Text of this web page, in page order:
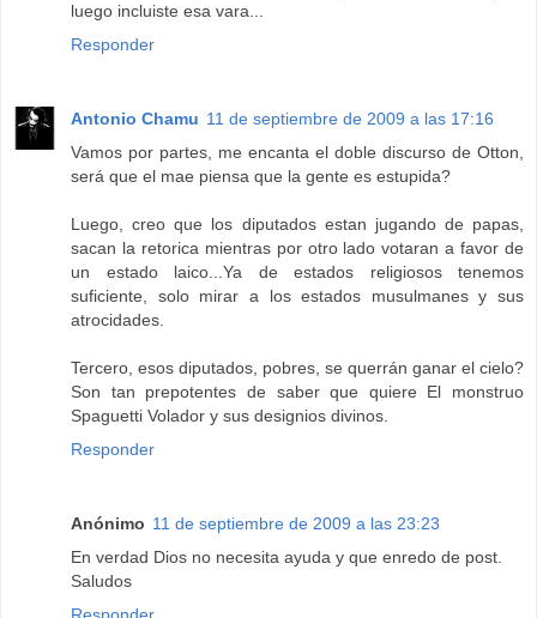
luego incluiste esa vara...
Responder
Antonio Chamu 11 de septiembre de 2009 a las 17:16
Vamos por partes, me encanta el doble discurso de Otton,
será que el mae piensa que la gente es estupida?
Luego, creo que los diputados estan jugando de papas,
sacan la retorica mientras por otro lado votaran a favor de
un estado laico...Ya de estados religiosos tenemos
suficiente, solo mirar a los estados musulmanes y sus
atrocidades.
Tercero, esos diputados, pobres, se querrán ganar el cielo?
Son tan prepotentes de saber que quiere El monstruo
Spaguetti Volador y sus designios divinos.
Responder
Anónimo 11 de septiembre de 2009 a las 23:23
En verdad Dios no necesita ayuda y que enredo de post.
Saludos